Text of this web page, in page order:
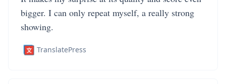
bigger. I can only repeat myself, a really strong
showing.
TranslatePress